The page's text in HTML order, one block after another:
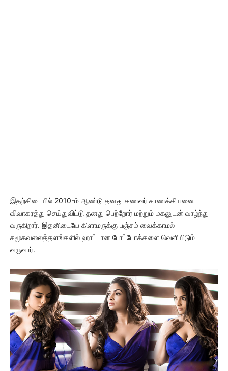
இதற்கிடையில் 2010-ம் ஆண்டு தனது கணவர் சாணக்கியனை
விவாகரத்து செய்துவிட்டு தனது பெற்றோர் மற்றும் மகனுடன் வாழ்ந்து
வருகிறார். இதனிடையே கிளாமருக்கு பஞ்சம் வைக்காமல்
சமூகவலைத்தளங்களில் ஹாட்டான போட்டோக்களை வெளியிடும்
வருவார்.